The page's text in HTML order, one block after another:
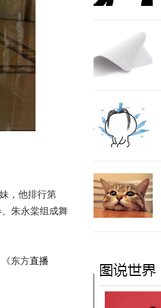
，他排行第
、朱永棠组成舞
东方直播